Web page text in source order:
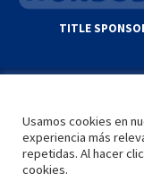
TITLE
Usamos cookies en
experiencia más
repetidas. Al hacer
cookies.